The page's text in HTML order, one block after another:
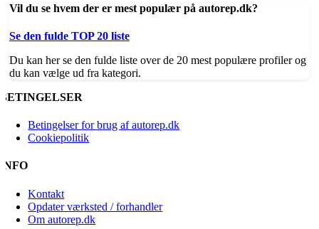
Vil du se hvem der er mest populær på autorep.dk?
Se den fulde TOP 20 liste
Du kan her se den fulde liste over de 20 mest populære profiler og
du kan vælge ud fra kategori.
BETINGELSER
Betingelser for brug af autorep.dk
Cookiepolitik
INFO
Kontakt
Opdater værksted / forhandler
Om autorep.dk